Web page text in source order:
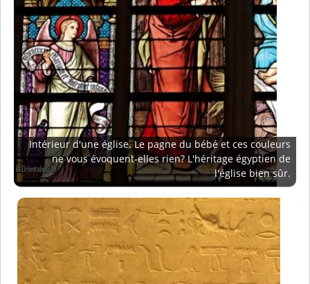
Intérieur d'une église. Le pagne du bébé et ces couleurs
ne vous évoquent-elles rien? L'héritage égyptien de
l'église bien sûr.